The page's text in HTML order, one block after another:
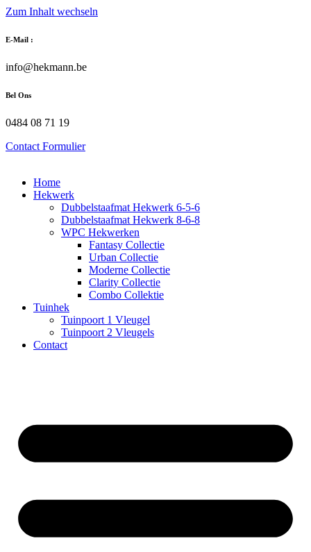
Zum Inhalt wechseln
E-Mail :
info@hekmann.be
Bel Ons
0484 08 71 19
Contact Formulier
Home
Hekwerk
Dubbelstaafmat Hekwerk 6-5-6
Dubbelstaafmat Hekwerk 8-6-8
WPC Hekwerken
Fantasy Collectie
Urban Collectie
Moderne Collectie
Clarity Collectie
Combo Collektie
Tuinhek
Tuinpoort 1 Vleugel
Tuinpoort 2 Vleugels
Contact